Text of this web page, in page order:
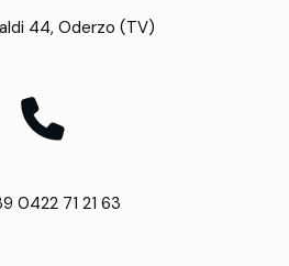
44, Oderzo (TV)
0422 71 21 63